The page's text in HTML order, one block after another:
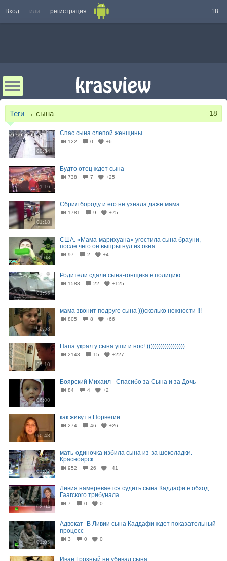
Вход или регистрация 18+
Теги → сына 18
00:34
Спас сына слепой женщины
122 0 +6
01:16
Будто отец ждет сына
738 7 +25
01:18
Сбрил бороду и его не узнала даже мама
1781 9 +75
01:08
США. «Мама-марихуана» угостила сына брауни,
после чего он выпрыгнул из окна.
97 2 +4
01:55
Родители сдали сына-гонщика в полицию
1588 22 +125
00:58
мама звонит подруге сына )))сколько нежности !!!
805 8 +66
01:10
Папа украл у сына уши и нос! )))))))))))))))))))
2143 15 +227
06:00
Боярский Михаил - Спасибо за Сына и за Дочь
84 4 +2
10:48
как живут в Норвегии
274 46 +26
01:02
мать-одиночка избила сына из-за шоколадки.
Красноярск
952 26 −41
02:04
Ливия намеревается судить сына Каддафи в обход
Гаагского трибунала
7 0 0
01:05
Адвокат- В Ливии сына Каддафи ждет показательный
процесс
3 0 0
Иван Грозный не убивал сына